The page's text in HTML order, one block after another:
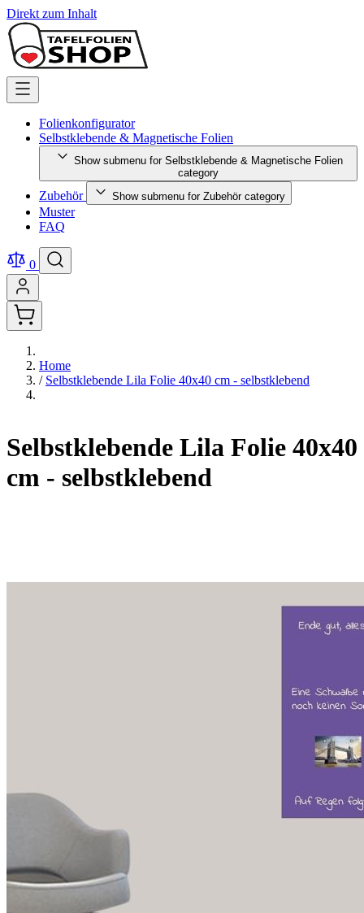
Direkt zum Inhalt
Folienkonfigurator
Selbstklebende & Magnetische Folien
Show submenu for Selbstklebende & Magnetische Folien
category
Zubehör Show submenu for Zubehör category
Muster
FAQ
0
Home
/ Selbstklebende Lila Folie 40x40 cm - selbstklebend
Selbstklebende Lila Folie 40x40
cm - selbstklebend